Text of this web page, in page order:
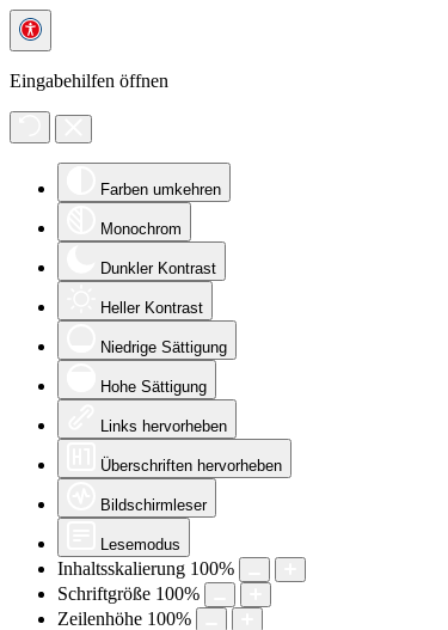
Eingabehilfen öffnen
Farben umkehren
Monochrom
Dunkler Kontrast
Heller Kontrast
Niedrige Sättigung
Hohe Sättigung
Links hervorheben
Überschriften hervorheben
Bildschirmleser
Lesemodus
Inhaltsskalierung 100%
Schriftgröße 100%
Zeilenhöhe 100%